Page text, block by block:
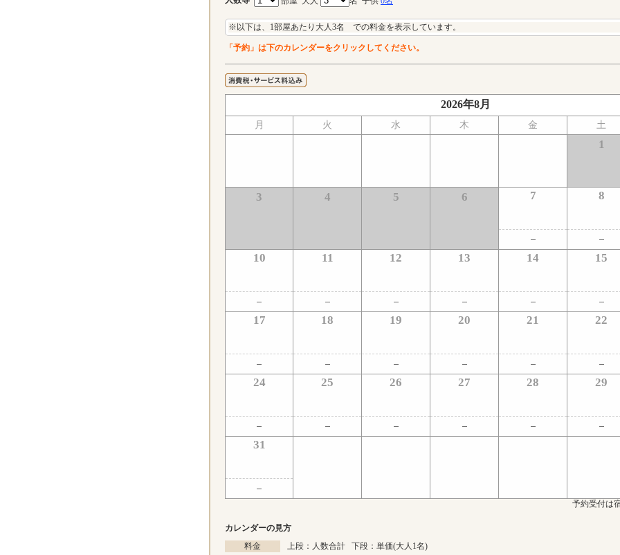
※以下は、1部屋あたり大人3名 での料金を表示しています。
「予約」は下のカレンダーをクリックしてください。
2026年8月
月 火 水 木 金 土
1
3 4 5 6 7 8
10 11 12 13 14 15
17 18 19 20 21 22
24 25 26 27 28 29
31
予約受付は
カレンダーの見方
料金
上段：人数合計 下段：単価(大人1名)